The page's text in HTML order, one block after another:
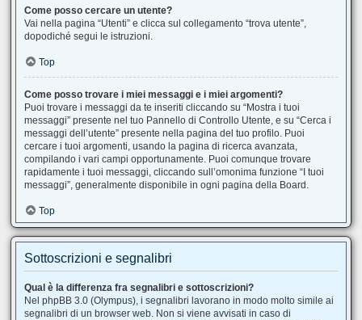
Come posso cercare un utente?
Vai nella pagina “Utenti” e clicca sul collegamento “trova utente”,
dopodiché segui le istruzioni.
Top
Come posso trovare i miei messaggi e i miei argomenti?
Puoi trovare i messaggi da te inseriti cliccando su “Mostra i tuoi
messaggi” presente nel tuo Pannello di Controllo Utente, e su “Cerca i
messaggi dell’utente” presente nella pagina del tuo profilo. Puoi
cercare i tuoi argomenti, usando la pagina di ricerca avanzata,
compilando i vari campi opportunamente. Puoi comunque trovare
rapidamente i tuoi messaggi, cliccando sull’omonima funzione “I tuoi
messaggi”, generalmente disponibile in ogni pagina della Board.
Top
Sottoscrizioni e segnalibri
Qual è la differenza fra segnalibri e sottoscrizioni?
Nel phpBB 3.0 (Olympus), i segnalibri lavorano in modo molto simile ai
segnalibri di un browser web. Non si viene avvisati in caso di